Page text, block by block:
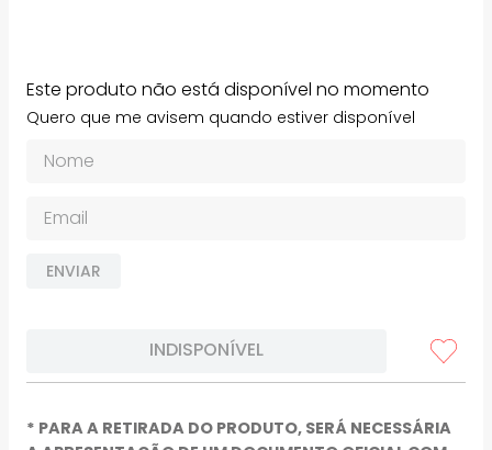
Este produto não está disponível no momento
Quero que me avisem quando estiver disponível
ENVIAR
INDISPONÍVEL
* PARA A RETIRADA DO PRODUTO, SERÁ NECESSÁRIA